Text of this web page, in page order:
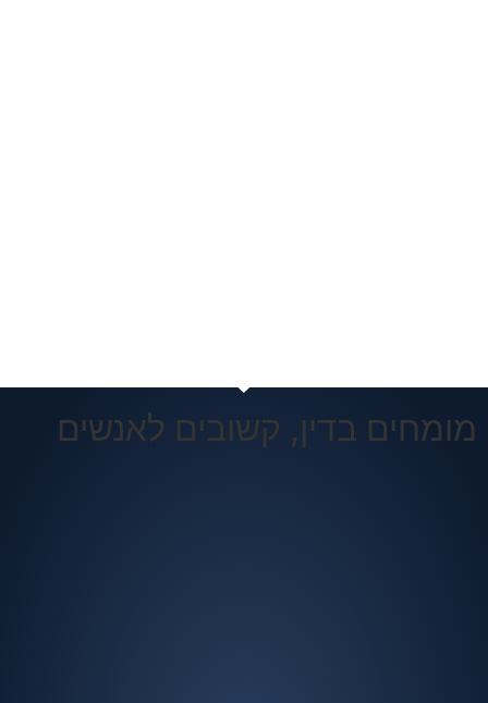
מומחים בדין, קשובים לאנשים